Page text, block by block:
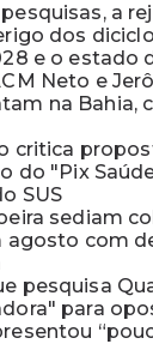
a
dos
e o estado
Neto e
na Bahia,
critica
do "Pix
SUS
sediam
agosto com
pesquisa
para